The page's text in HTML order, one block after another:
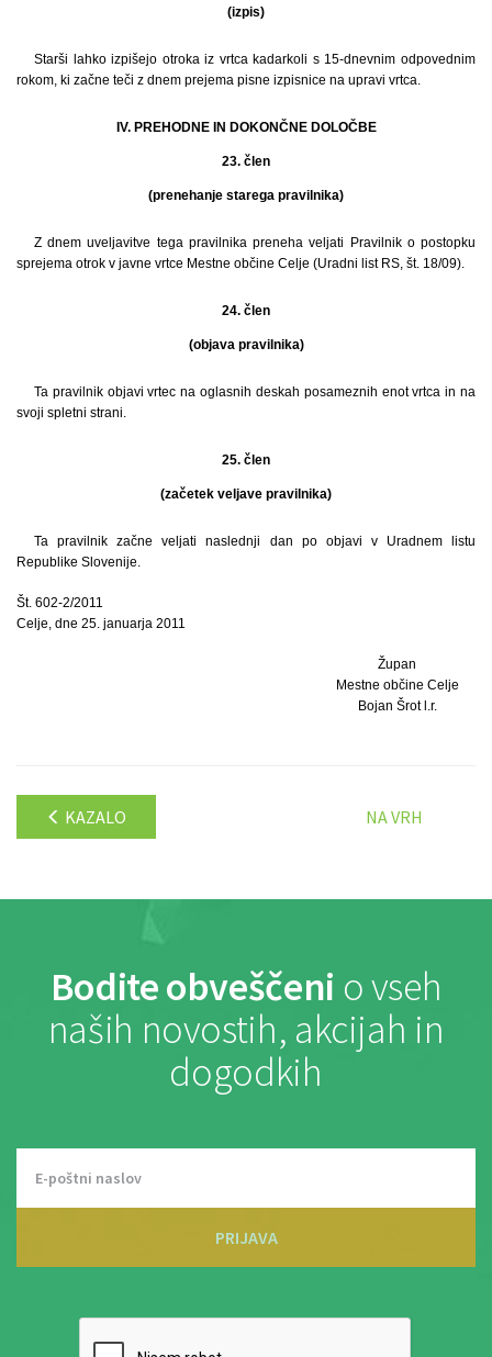
(izpis)
Starši lahko izpišejo otroka iz vrtca kadarkoli s 15-dnevnim odpovednim
rokom, ki začne teči z dnem prejema pisne izpisnice na upravi vrtca.
IV. PREHODNE IN DOKONČNE DOLOČBE
23. člen
(prenehanje starega pravilnika)
Z dnem uveljavitve tega pravilnika preneha veljati Pravilnik o postopku
sprejema otrok v javne vrtce Mestne občine Celje (Uradni list RS, št. 18/09).
24. člen
(objava pravilnika)
Ta pravilnik objavi vrtec na oglasnih deskah posameznih enot vrtca in na
svoji spletni strani.
25. člen
(začetek veljave pravilnika)
Ta pravilnik začne veljati naslednji dan po objavi v Uradnem listu
Republike Slovenije.
Št. 602-2/2011
Celje, dne 25. januarja 2011
Župan
Mestne občine Celje
Bojan Šrot l.r.
KAZALO NA VRH
Bodite obveščeni o vseh
naših novostih, akcijah in
dogodkih
PRIJAVA